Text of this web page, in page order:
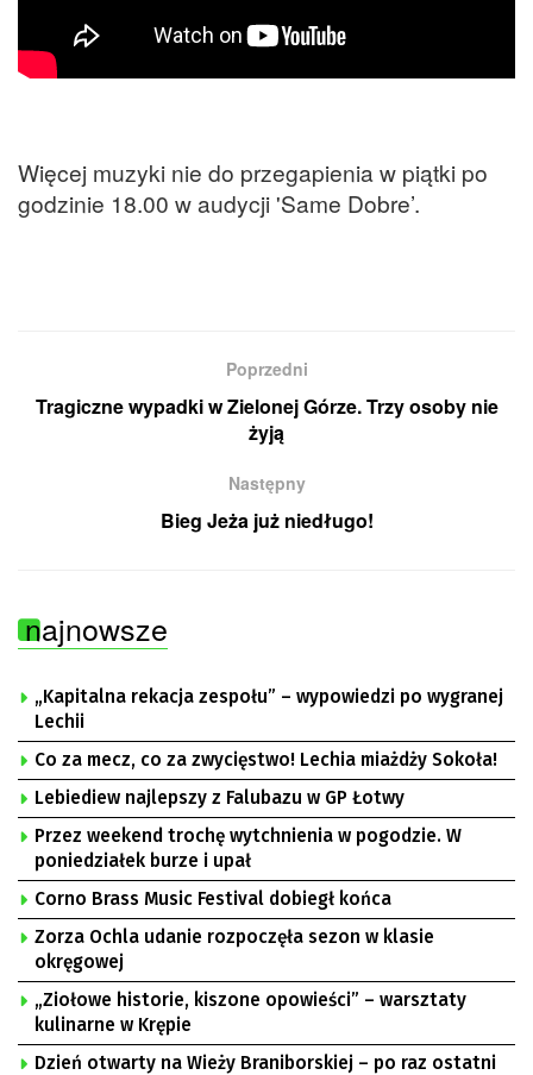
Więcej muzyki nie do przegapienia w piątki po
godzinie 18.00 w audycji 'Same Dobre’.
Poprzedni
Tragiczne wypadki w Zielonej Górze. Trzy osoby nie
żyją
Następny
Bieg Jeża już niedługo!
najnowsze
„Kapitalna rekacja zespołu” – wypowiedzi po wygranej
Lechii
Co za mecz, co za zwycięstwo! Lechia miażdży Sokoła!
Lebiediew najlepszy z Falubazu w GP Łotwy
Przez weekend trochę wytchnienia w pogodzie. W
poniedziałek burze i upał
Corno Brass Music Festival dobiegł końca
Zorza Ochla udanie rozpoczęła sezon w klasie
okręgowej
„Ziołowe historie, kiszone opowieści” – warsztaty
kulinarne w Krępie
Dzień otwarty na Wieży Braniborskiej – po raz ostatni